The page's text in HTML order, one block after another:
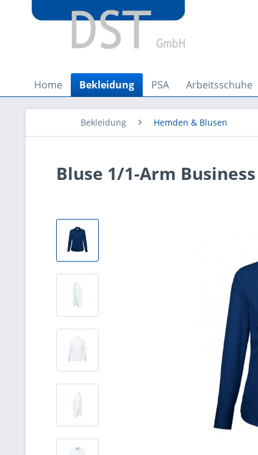
Home Bekleidung PSA Arbeitsschuhe
Bekleidung Hemden & Blusen
Bluse 1/1-Arm Business